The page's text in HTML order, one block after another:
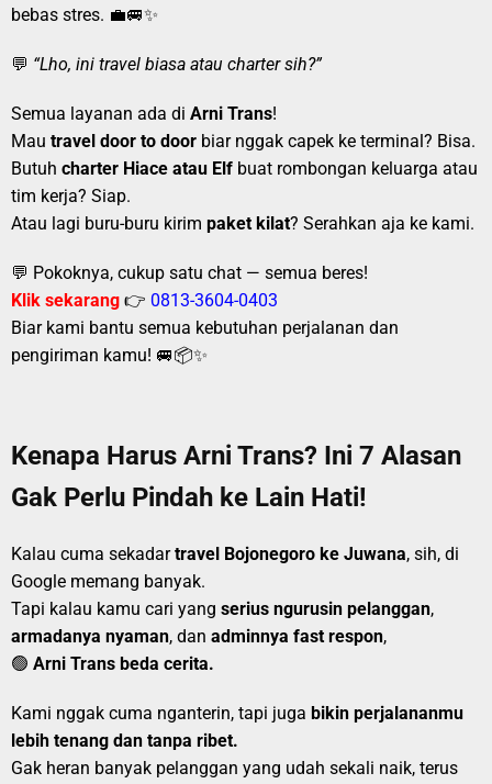
bebas stres. 💼🚐✨
💬 “Lho, ini travel biasa atau charter sih?”
Semua layanan ada di Arni Trans!
Mau travel door to door biar nggak capek ke terminal? Bisa.
Butuh charter Hiace atau Elf buat rombongan keluarga atau
tim kerja? Siap.
Atau lagi buru-buru kirim paket kilat? Serahkan aja ke kami.
💬 Pokoknya, cukup satu chat — semua beres!
Klik sekarang 👉 0813-3604-0403
Biar kami bantu semua kebutuhan perjalanan dan
pengiriman kamu! 🚐📦✨
Kenapa Harus Arni Trans? Ini 7 Alasan
Gak Perlu Pindah ke Lain Hati!
Kalau cuma sekadartravel Bojonegoro ke Juwana, sih, di
Google memang banyak.
Tapi kalau kamu cari yang serius ngurusin pelanggan,
armadanya nyaman, dan adminnya fast respon,
🟢 Arni Trans beda cerita.
Kami nggak cuma nganterin, tapi juga bikin perjalananmu
lebih tenang dan tanpa ribet.
Gak heran banyak pelanggan yang udah sekali naik, terus